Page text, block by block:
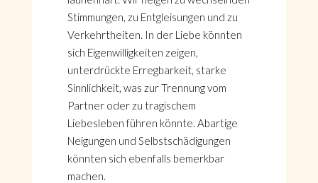
Stimmungen, zu Entgleisungen und zu
Verkehrtheiten. In der Liebe könnten
sich Eigenwilligkeiten zeigen,
unterdrückte Erregbarkeit, starke
Sinnlichkeit, was zur Trennung vom
Partner oder zu tragischem
Liebesleben führen könnte. Abartige
Neigungen und Selbstschädigungen
könnten sich ebenfalls bemerkbar
machen.